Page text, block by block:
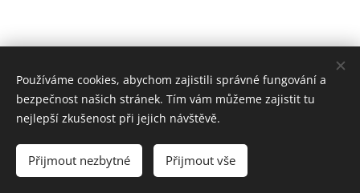
Tel.:+420 775 995 993
Vytvořeno službou Webnode Cookies
Používáme cookies, abychom zajistili správné fungování a
bezpečnost našich stránek. Tím vám můžeme zajistit tu
nejlepší zkušenost při jejich návštěvě.
Přijmout nezbytné Přijmout vše